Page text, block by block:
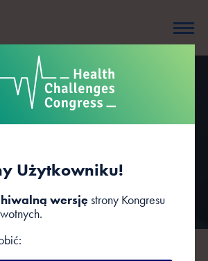
Użytkowniku!
wersjęstrony Kongresu